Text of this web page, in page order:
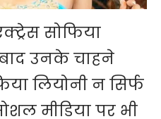
सोफिया
उनके चाहने
लियोनी न सिर्फ
मीडिया पर भी